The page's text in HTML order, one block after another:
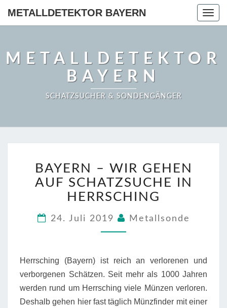
METALLDETEKTOR BAYERN
METALLDETEKTOR
BAYERN
SCHATZSUCHER & SONDENGÄNGER
–
WIR
GEHEN
AUF
SCHATZSUCHE
IN
HERRSCHING
BAYERN – WIR GEHEN
AUF SCHATZSUCHE IN
HERRSCHING
24. Juli 2019 Metallsonde
Herrsching (Bayern) ist reich an verlorenen und
verborgenen Schätzen. Seit mehr als 1000 Jahren
werden rund um Herrsching viele Münzen verloren.
Deshalb gehen hier fast täglich Münzfinder mit einer